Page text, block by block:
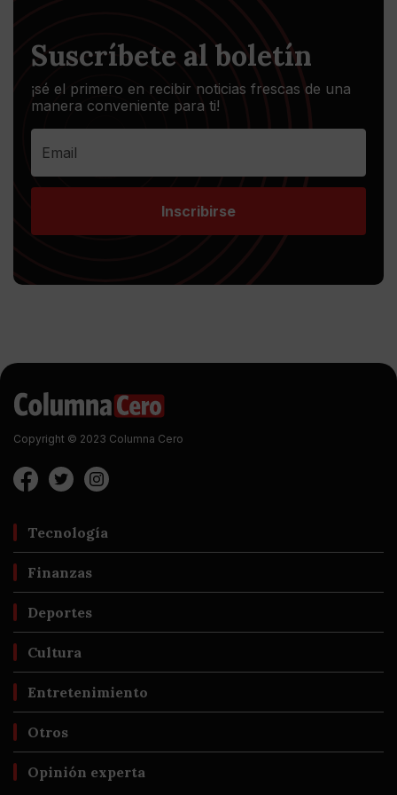
Suscríbete al boletín
¡sé el primero en recibir noticias frescas de una
manera conveniente para ti!
Inscribirse
Copyright © 2023 Columna Cero
Tecnología
Finanzas
Deportes
Cultura
Entretenimiento
Otros
Opinión experta